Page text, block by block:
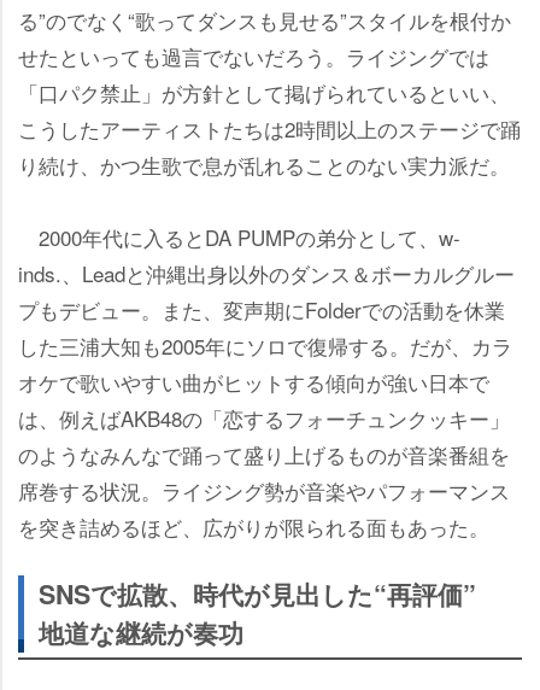
る”のでなく“歌ってダンスも見せる”スタイルを根付か
せたといっても過言でないだろう。ライジングでは
「口パク禁止」が方針として掲げられているといい、
こうしたアーティストたちは2時間以上のステージで踊
り続け、かつ生歌で息が乱れることのない実力派だ。
2000年代に入るとDA PUMPの弟分として、w-
inds.、Leadと沖縄出身以外のダンス＆ボーカルグルー
プもデビュー。また、変声期にFolderでの活動を休業
した三浦大知も2005年にソロで復帰する。だが、カラ
オケで歌いやすい曲がヒットする傾向が強い日本で
は、例えばAKB48の「恋するフォーチュンクッキー」
のようなみんなで踊って盛り上げるものが音楽番組を
席巻する状況。ライジング勢が音楽やパフォーマンス
を突き詰めるほど、広がりが限られる面もあった。
SNSで拡散、時代が見出した“再評価”
地道な継続が奏功